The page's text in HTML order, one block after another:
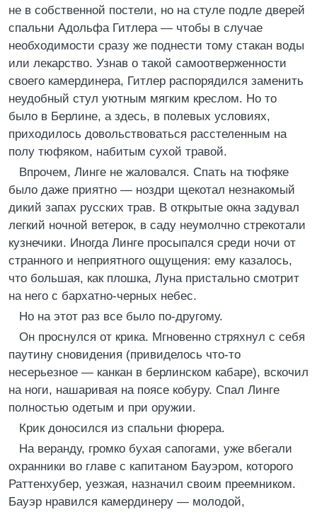
не в собственной постели, но на стуле подле дверей
спальни Адольфа Гитлера — чтобы в случае
необходимости сразу же поднести тому стакан воды
или лекарство. Узнав о такой самоотверженности
своего камердинера, Гитлер распорядился заменить
неудобный стул уютным мягким креслом. Но то
было в Берлине, а здесь, в полевых условиях,
приходилось довольствоваться расстеленным на
полу тюфяком, набитым сухой травой.
Впрочем, Линге не жаловался. Спать на тюфяке
было даже приятно — ноздри щекотал незнакомый
дикий запах русских трав. В открытые окна задувал
легкий ночной ветерок, в саду неумолчно стрекотали
кузнечики. Иногда Линге просыпался среди ночи от
странного и неприятного ощущения: ему казалось,
что большая, как плошка, Луна пристально смотрит
на него с бархатно-черных небес.
Но на этот раз все было по-другому.
Он проснулся от крика. Мгновенно стряхнул с себя
паутину сновидения (привиделось что-то
несерьезное — канкан в берлинском кабаре), вскочил
на ноги, нашаривая на поясе кобуру. Спал Линге
полностью одетым и при оружии.
Крик доносился из спальни фюрера.
На веранду, громко бухая сапогами, уже вбегали
охранники во главе с капитаном Бауэром, которого
Раттенхубер, уезжая, назначил своим преемником.
Бауэр нравился камердинеру — молодой,